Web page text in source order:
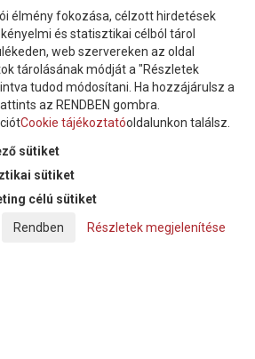
és nyilatkozom, hogy azadatkezelési
megismertem és elfogadom.
Tömlő Kft. | Minden jog fenntartva!
élmény fokozása, célzott hirdetések
és statisztikai célból tárol
web szervereken az oldal
tárolásának módját a "Részletek
tudod módosítani. Ha hozzájárulsz a
az RENDBEN gombra.
Cookie tájékoztatóoldalunkon találsz.
sütiket
sütiket
célú sütiket
Részletek megjelenítése